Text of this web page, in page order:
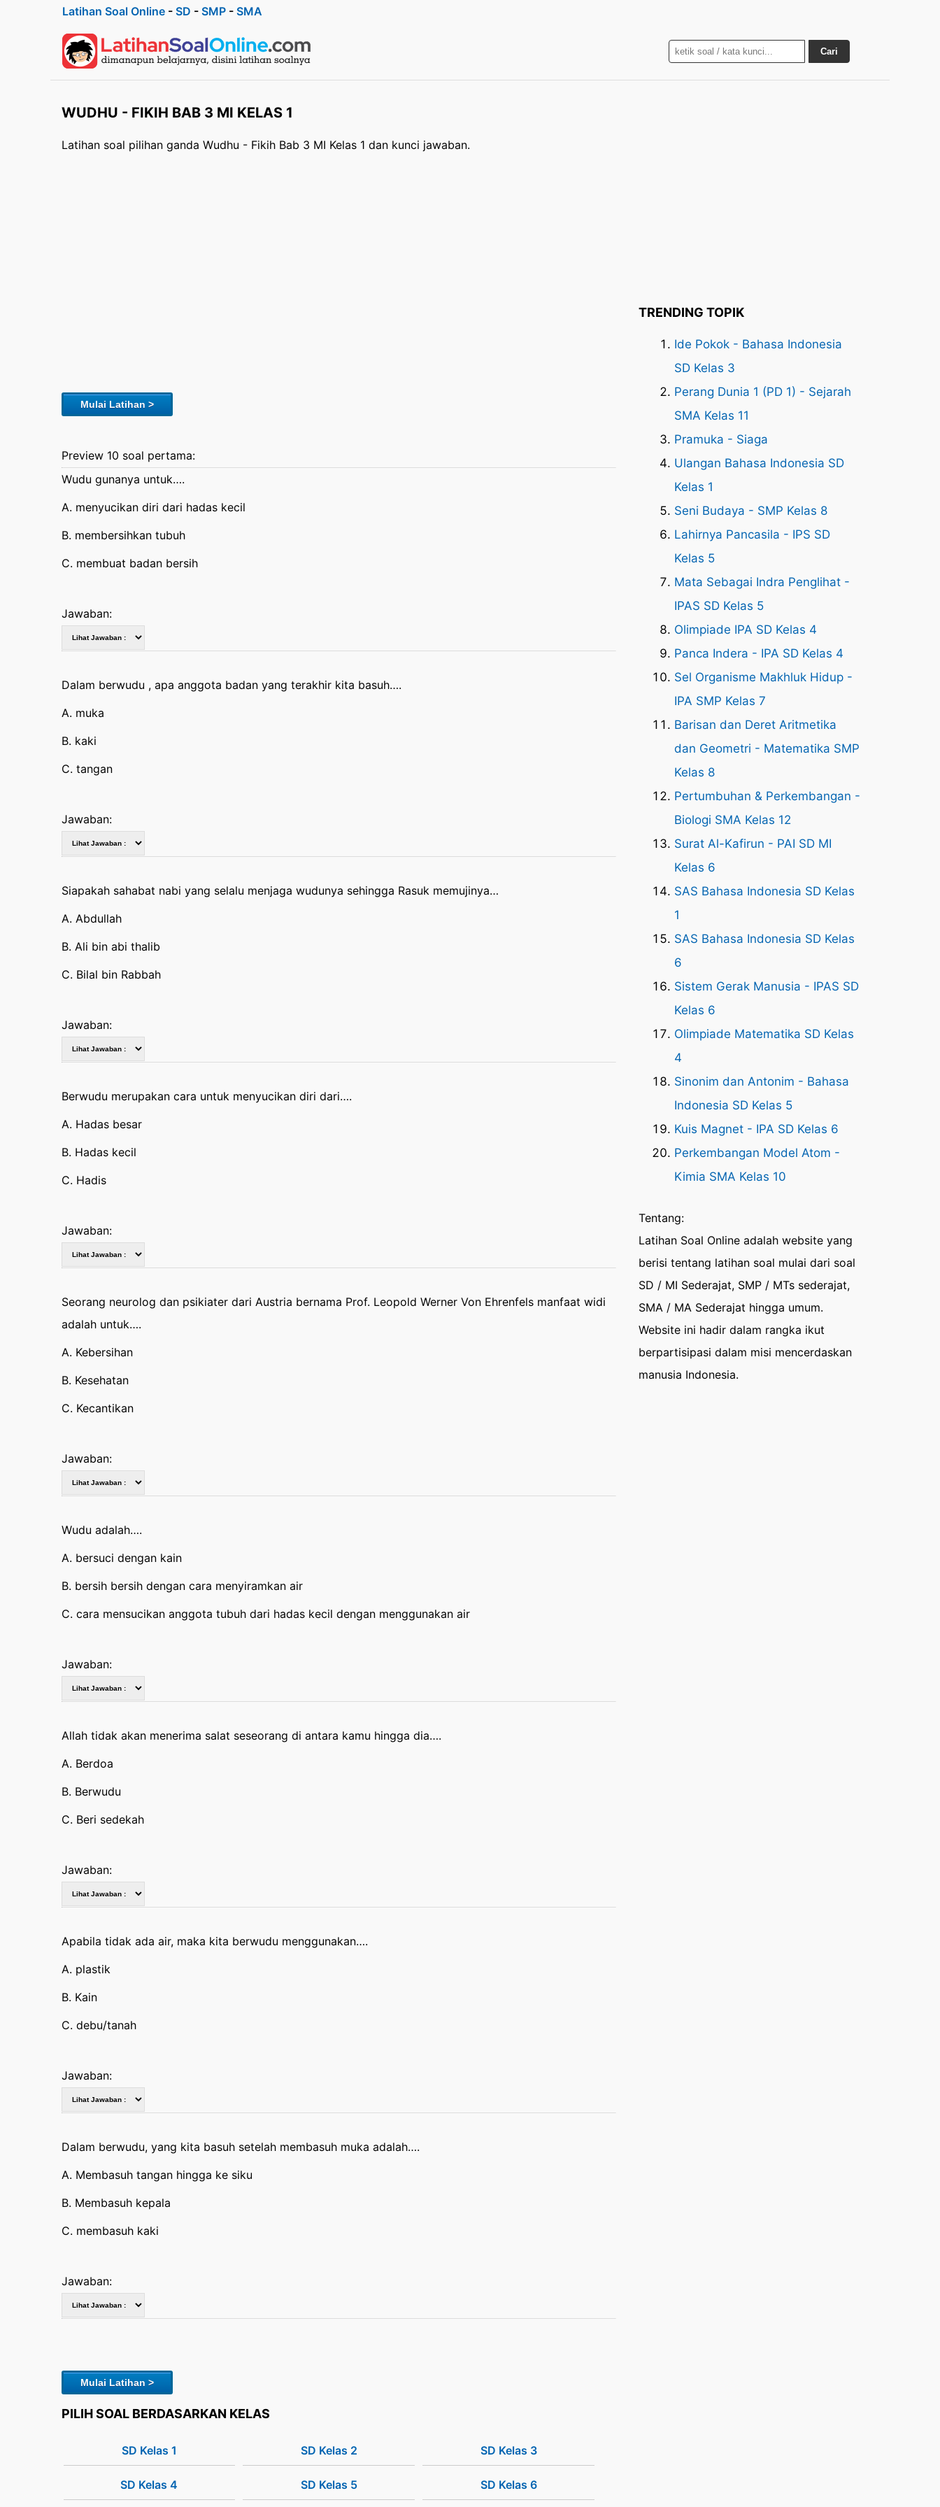
Latihan Soal Online- SD - SMP- SMA
Cari
WUDHU - FIKIH BAB 3 MI KELAS 1
Latihan soal pilihan ganda Wudhu - Fikih Bab 3 MI Kelas 1 dan kunci jawaban.
Mulai Latihan >
Preview 10 soal pertama:
Wudu gunanya untuk….
A. menyucikan diri dari hadas kecil
B. membersihkan tubuh
C. membuat badan bersih
Jawaban:
Dalam berwudu , apa anggota badan yang terakhir kita basuh….
A. muka
B. kaki
C. tangan
Jawaban:
Siapakah sahabat nabi yang selalu menjaga wudunya sehingga Rasuk memujinya…
A. Abdullah
B. Ali bin abi thalib
C. Bilal bin Rabbah
Jawaban:
Berwudu merupakan cara untuk menyucikan diri dari….
A. Hadas besar
B. Hadas kecil
C. Hadis
Jawaban:
Seorang neurolog dan psikiater dari Austria bernama Prof. Leopold Werner Von Ehrenfels manfaat widi
adalah untuk….
A. Kebersihan
B. Kesehatan
C. Kecantikan
Jawaban:
Wudu adalah….
A. bersuci dengan kain
B. bersih bersih dengan cara menyiramkan air
C. cara mensucikan anggota tubuh dari hadas kecil dengan menggunakan air
Jawaban:
Allah tidak akan menerima salat seseorang di antara kamu hingga dia….
A. Berdoa
B. Berwudu
C. Beri sedekah
Jawaban:
Apabila tidak ada air, maka kita berwudu menggunakan….
A. plastik
B. Kain
C. debu/tanah
Jawaban:
Dalam berwudu, yang kita basuh setelah membasuh muka adalah….
A. Membasuh tangan hingga ke siku
B. Membasuh kepala
C. membasuh kaki
Jawaban:
Mulai Latihan >
PILIH SOAL BERDASARKAN KELAS
SD Kelas 1 SD Kelas 2 SD Kelas 3
SD Kelas 4 SD Kelas 5 SD Kelas 6
TRENDING TOPIK
Ide Pokok - Bahasa Indonesia
SD Kelas 3
Perang Dunia 1 (PD 1) - Sejarah
SMA Kelas 11
Pramuka - Siaga
Ulangan Bahasa Indonesia SD
Kelas 1
Seni Budaya - SMP Kelas 8
Lahirnya Pancasila - IPS SD
Kelas 5
Mata Sebagai Indra Penglihat -
IPAS SD Kelas 5
Olimpiade IPA SD Kelas 4
Panca Indera - IPA SD Kelas 4
Sel Organisme Makhluk Hidup -
IPA SMP Kelas 7
Barisan dan Deret Aritmetika
dan Geometri - Matematika SMP
Kelas 8
Pertumbuhan & Perkembangan -
Biologi SMA Kelas 12
Surat Al-Kafirun - PAI SD MI
Kelas 6
SAS Bahasa Indonesia SD Kelas
1
SAS Bahasa Indonesia SD Kelas
6
Sistem Gerak Manusia - IPAS SD
Kelas 6
Olimpiade Matematika SD Kelas
4
Sinonim dan Antonim - Bahasa
Indonesia SD Kelas 5
Kuis Magnet - IPA SD Kelas 6
Perkembangan Model Atom -
Kimia SMA Kelas 10
Tentang:
Latihan Soal Online adalah website yang
berisi tentang latihan soal mulai dari soal
SD / MI Sederajat, SMP / MTs sederajat,
SMA / MA Sederajat hingga umum.
Website ini hadir dalam rangka ikut
berpartisipasi dalam misi mencerdaskan
manusia Indonesia.